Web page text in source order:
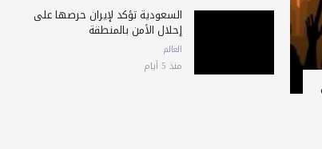
السعودية تؤكد لإيران حرصها على
إحلال الأمن بالمنطقة
العالم
منذ 5 أيام